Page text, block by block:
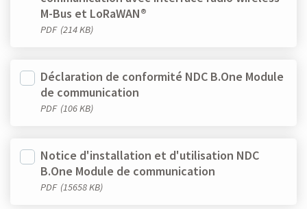
M-Bus et LoRaWAN®
PDF (214 KB)
Déclaration de conformité NDC B.One Module
de communication
PDF (106 KB)
Notice d'installation et d'utilisation NDC
B.One Module de communication
PDF (15658 KB)